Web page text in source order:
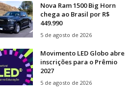
Nova Ram 1500 Big Horn
chega ao Brasil por R$
449.990
5 de agosto de 2026
Movimento LED Globo abre
inscrições para o Prêmio
2027
5 de agosto de 2026